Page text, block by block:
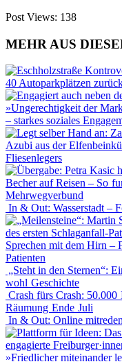
Post Views: 138
MEHR AUS
40 Autoparkplätzen
»Ungerechtigkeit der
– starkes soziales
Azubi aus der
Fliesenlegers
Becher auf Reisen – So
Mehrwegverbund
In & Out: Wasserstadt –
Sprechen mit dem Hirn –
Patienten
„Steht in den Sternen“:
wohl Geschichte
Crash fürs Crash:
Räumung Ende Juli
In & Out: Online
»Friedlicher miteinander